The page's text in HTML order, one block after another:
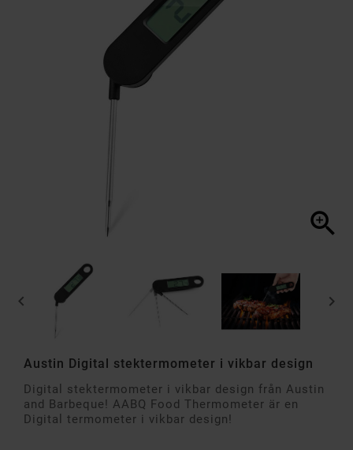

 
Austin Digital stektermometer i vikbar design
Digital stektermometer i vikbar design från Austin
and Barbeque! AABQ Food Thermometer är en
Digital termometer i vikbar design!